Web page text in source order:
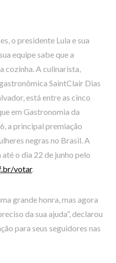
o presidente Lula e sua
equipe sabe que a
cozinha. A culinarista,
SaintClair Dias
está entre as cinco
em Gastronomia da
a principal premiação
negras no Brasil. A
o dia 22 de junho pelo
votar.
grande honra, mas agora
da sua ajuda”, declarou
para seus seguidores nas